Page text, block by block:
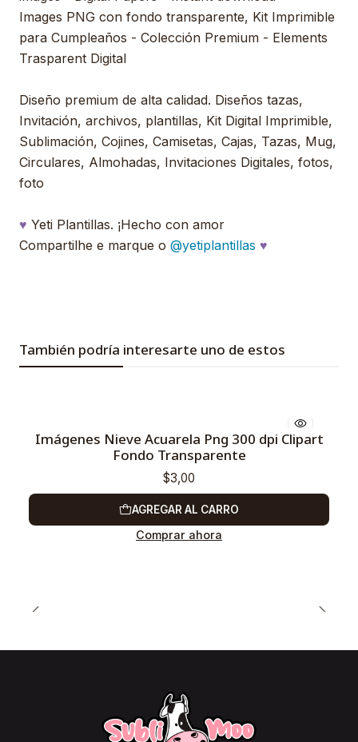
Images PNG con fondo transparente, Kit Imprimible
para Cumpleaños - Colección Premium - Elements
Trasparent Digital
Diseño premium de alta calidad. Diseños tazas,
Invitación, archivos, plantillas, Kit Digital Imprimible,
Sublimación, Cojines, Camisetas, Cajas, Tazas, Mug,
Circulares, Almohadas, Invitaciones Digitales, fotos,
foto
♥ Yeti Plantillas. ¡Hecho con amor
Compartilhe e marque o @yetiplantillas ♥
También podría interesarte uno de estos
Imágenes Nieve Acuarela Png 300 dpi Clipart
Fondo Transparente
$3,00
AGREGAR AL CARRO
Comprar ahora